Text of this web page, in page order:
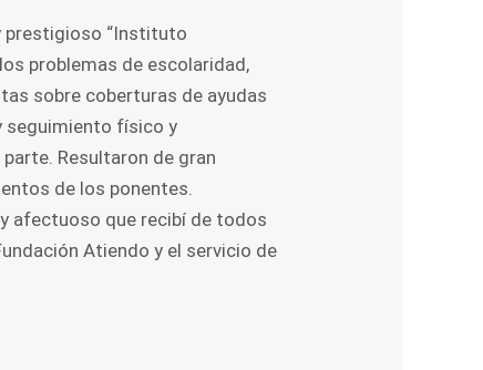
prestigioso “Instituto
problemas de escolaridad,
sobre coberturas de ayudas
seguimiento físico y
Resultaron de gran
de los ponentes.
afectuoso que recibí de todos
Atiendo y el servicio de